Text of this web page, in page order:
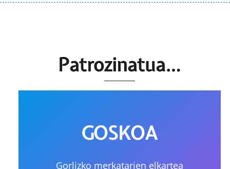
Patrozinatua…
GOSKOA
Gorlizko merkatarien elkartea